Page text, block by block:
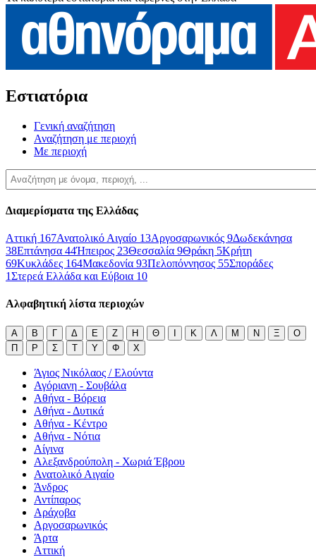
Εστιατόρια
Γενική αναζήτηση
Αναζήτηση με περιοχή
Με περιοχή
Διαμερίσματα της Ελλάδας
Αττική 167Ανατολικό Αιγαίο 13Αργοσαρωνικός 9Δωδεκάνησα
38Επτάνησα 44Ήπειρος 23Θεσσαλία 9Θράκη 5Κρήτη
69Κυκλάδες 164Μακεδονία 93Πελοπόννησος 55Σποράδες
1Στερεά Ελλάδα και Εύβοια 10
Αλφαβητική λίστα περιοχών
Α Β Γ Δ Ε Ζ Η Θ Ι Κ Λ Μ Ν Ξ
Ο
Π
Ρ Σ Τ Υ Φ Χ
Άγιος Νικόλαος / Ελούντα
Αγόριανη - Σουβάλα
Αθήνα - Βόρεια
Αθήνα - Δυτικά
Αθήνα - Κέντρο
Αθήνα - Νότια
Αίγινα
Αλεξανδρούπολη - Χωριά Έβρου
Ανατολικό Αιγαίο
Άνδρος
Αντίπαρος
Αράχοβα
Αργοσαρωνικός
Άρτα
Αττική